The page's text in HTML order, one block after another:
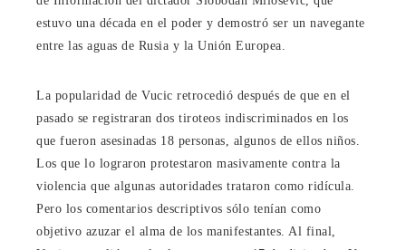
estuvo una década en el poder y demostró ser un navegante
entre las aguas de Rusia y la Unión Europea.
La popularidad de Vucic retrocedió después de que en el
pasado se registraran dos tiroteos indiscriminados en los
que fueron asesinadas 18 personas, algunos de ellos niños.
Los que lo lograron protestaron masivamente contra la
violencia que algunas autoridades trataron como ridícula.
Pero los comentarios descriptivos sólo tenían como
objetivo azuzar el alma de los manifestantes. Al final,